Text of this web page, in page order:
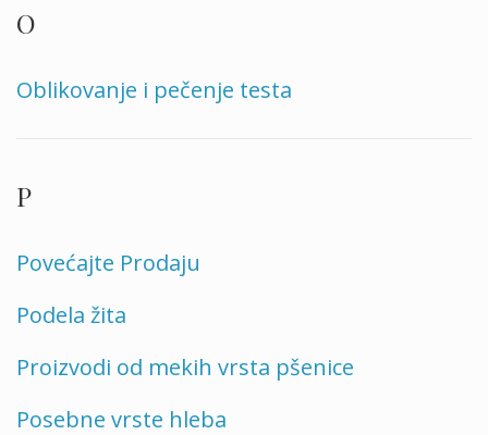
O
Oblikovanje i pečenje testa
P
Povećajte Prodaju
Podela žita
Proizvodi od mekih vrsta pšenice
Posebne vrste hleba